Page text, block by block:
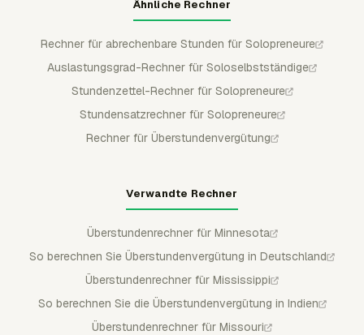
Ähnliche Rechner
Rechner für abrechenbare Stunden für Solopreneure
Auslastungsgrad-Rechner für Soloselbstständige
Stundenzettel-Rechner für Solopreneure
Stundensatzrechner für Solopreneure
Rechner für Überstundenvergütung
Verwandte Rechner
Überstundenrechner für Minnesota
So berechnen Sie Überstundenvergütung in Deutschland
Überstundenrechner für Mississippi
So berechnen Sie die Überstundenvergütung in Indien
Überstundenrechner für Missouri